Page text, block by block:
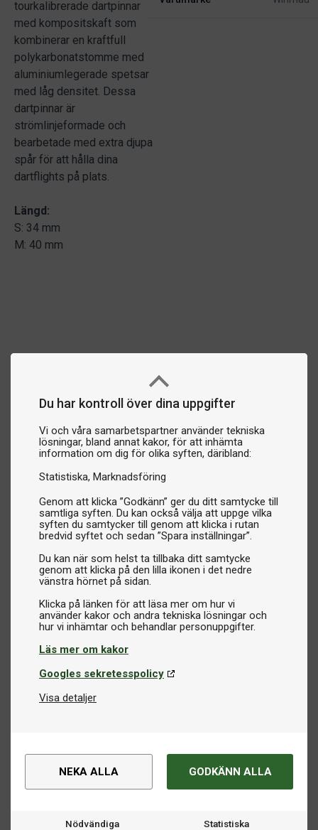
Du har kontroll över dina uppgifter
Vi och våra samarbetspartner använder tekniska
lösningar, bland annat kakor, för att inhämta
information om dig för olika syften, däribland:
Statistiska Marknadsföring
Genom att klicka ”Godkänn” ger du ditt samtycke till
samtliga syften. Du kan också välja att uppge vilka
syften du samtycker till genom att klicka i rutan
bredvid syftet och sedan ”Spara inställningar”.
Du kan när som helst ta tillbaka ditt samtycke
genom att klicka på den lilla ikonen i det nedre
vänstra hörnet på sidan.
Klicka på länken för att läsa mer om hur vi
använder kakor och andra tekniska lösningar och
Läs mer om kakor
Googles sekretesspolicy
Visa detaljer
NEKA ALLA GODKÄNN ALLA
Nödvändiga Statistiska
tourkalibrerade dartpinnar
med kompositskaft som
kombinerar en kraftfull
polykarbonatstomme med
aluminiumlegerade spetsar
med låg densitet. Dessa
dartpinnar är
strömlinjeformade och
bearbetade med extra djupa
spår för att hålla dina
dartflights på plats.
Längd:
S: 34 mm
M: 40 mm